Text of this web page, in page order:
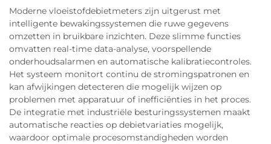
Moderne vloeistofdebietmeters zijn uitgerust met
intelligente bewakingssystemen die ruwe gegevens
omzetten in bruikbare inzichten. Deze slimme functies
omvatten real-time data-analyse, voorspellende
onderhoudsalarmen en automatische kalibratiecontroles.
Het systeem monitort continu de stromingspatronen en
kan afwijkingen detecteren die mogelijk wijzen op
problemen met apparatuur of inefficiënties in het proces.
De integratie met industriële besturingssystemen maakt
automatische reacties op debietvariaties mogelijk,
waardoor optimale procesomstandigheden worden